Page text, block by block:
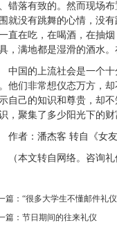
错落有致的。然而现场
就没有跳舞的心情，没
直在吃，在喝酒，在抽
，满地都是湿滑的酒水
中国的上流社会是一个
他们非常想仪态万方，
自己的知识和尊贵，却
，聚集了多少阳光下的
作者：潘杰客 转自《女
（本文转自网络。咨询
篇： “很多大学生不懂邮件礼
篇： 节日期间的往来礼仪